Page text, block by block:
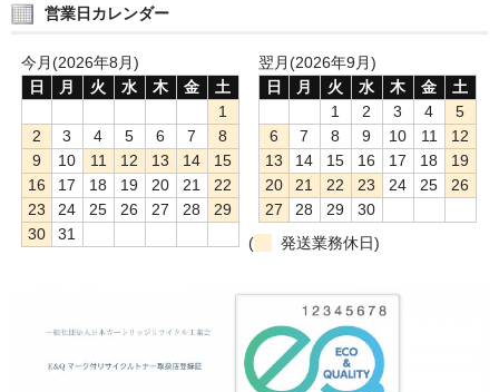
トナー再生の流れ
もっと安い販売店があります。何が違うのですか？
リサイクルトナーで経費削減
リサイクルトナーの評価
リサイクルトナーを使える会社、使えない会社
全国発送・送料無料
営業日カレンダー
今月(2026年8月)
日
月 火 水 木 金
土
1
2
3 4 5 6 7
8
9
10 11 12 13 14
15
16
17 18 19 20 21
22
23
24 25 26 27 28
29
30
31
翌月(2026年9月)
日
月 火 水 木 金
土
1
2 3 4
5
6
7 8 9 10 11
12
13
14 15 16 17 18
19
20
21 22 23 24 25
26
27
28 29
30
(
発送業務休日)